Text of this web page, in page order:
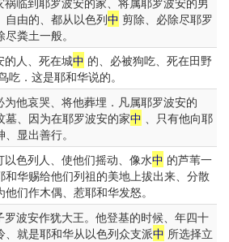
自由的、都从以色列中 剪除、必除尽耶罗
粪土一般。
的人、死在城中 的、必被狗吃、死在田野
吃．这是耶和华说的。
为他哀哭、将他葬埋．凡属耶罗波安的
墓、因为在耶罗波安的家中 、只有他向耶
显出善行。
以色列人、使他们摇动、像水中 的芦苇一
和华赐给他们列祖的美地上拔出来、分散
们作木偶、惹耶和华发怒。
罗波安作犹大王。他登基的时候、年四十
、就是耶和华从以色列众支派中 所选择立